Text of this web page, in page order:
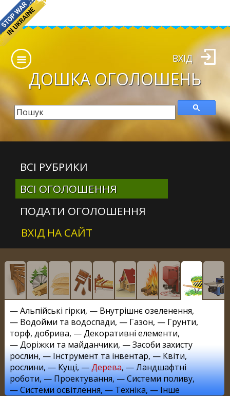
ДОШКАОГОЛОШЕНЬ
ВХІД
ВСІ РУБРИКИ
ВСІ ОГОЛОШЕННЯ
ПОДАТИ ОГОЛОШЕННЯ
ВХІД НА САЙТ
—Альпійські гірки, — Внутрішнє озеленення,
— Водойми та водоспади, — Газон, — Грунти,
торф, добрива, —Декоративні елементи,
—Доріжки та майданчики, —Засоби захисту
рослин, —Інструмент та інвентар, —Квіти,
рослини, —Кущі, —Дерева, —Ландшафтні
роботи, —Проектування, —Системи поливу,
—Системи освітлення, —Техніка, —Інше